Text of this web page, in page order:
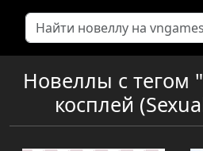
Новеллы с тегом
косплей